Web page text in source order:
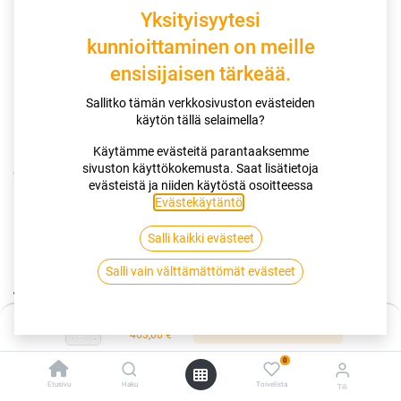
463,00€
Etusivu Haku
0
Toivelista Tili
Kauppa
12x37.00R17 116Q BLACKBEAR ALL TERRAIN II OWL XL
12x37.00R17 116Q BLACKBEAR ALL
TERRAIN II OWL XL 3PMSF
EAN:6913000030196 Tuotekoodi:265808
Tällä tuotteella ei ole kelvollista yhdistelmää.
Yksityisyytesi
kunnioittaminen on meille
ensisijaisen tärkeää.
Sallitko tämän verkkosivuston evästeiden
käytön tällä selaimella?
Käytämme evästeitä parantaaksemme
sivuston käyttökokemusta. Saat lisätietoja
evästeistä ja niiden käytöstä osoitteessa
Evästekäytäntö
Salli kaikki evästeet
Salli vain välttämättömät evästeet